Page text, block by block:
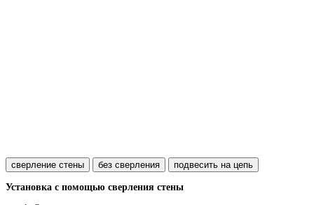
сверление стены без сверления подвесить на цепь
Установка с помощью сверления стены